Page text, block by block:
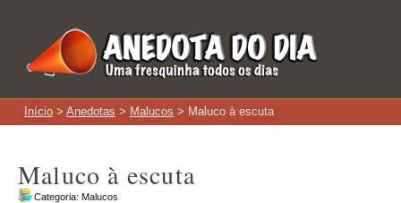
Início > Anedotas > Malucos > Maluco à escuta
Maluco à escuta
Categoria: Malucos